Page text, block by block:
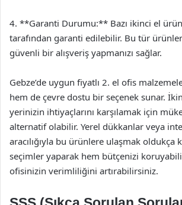
4. **Garanti Durumu:** Bazı ikinci el
tarafından garanti edilebilir. Bu tür
güvenli bir alışveriş yapmanızı sağlar.
Gebze’de uygun fiyatlı 2. el ofis
hem de çevre dostu bir seçenek sunar.
yerinizin ihtiyaçlarını karşılamak için
alternatif olabilir. Yerel dükkanlar veya
aracılığıyla bu ürünlere ulaşmak oldukça
seçimler yaparak hem bütçenizi
ofisinizin verimliliğini artırabilirsiniz.